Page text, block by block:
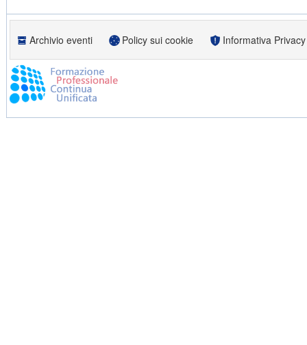
Archivio eventi Policy sui cookie Informativa Privacy